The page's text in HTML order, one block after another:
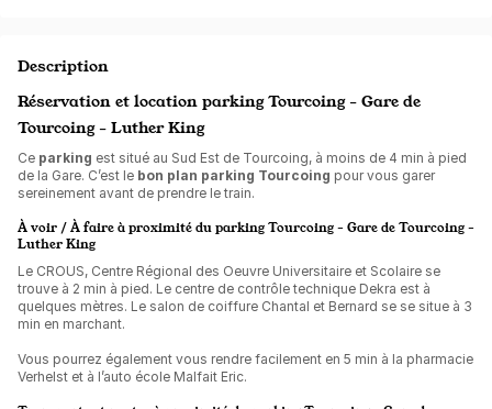
Description
Réservation et location parking Tourcoing - Gare de
Tourcoing - Luther King
Ce parking est situé au Sud Est de Tourcoing, à moins de 4 min à pied
de la Gare. C’est le bon plan parking Tourcoing pour vous garer
sereinement avant de prendre le train.
À voir / À faire à proximité du parking Tourcoing - Gare de Tourcoing -
Luther King
Le CROUS, Centre Régional des Oeuvre Universitaire et Scolaire se
trouve à 2 min à pied. Le centre de contrôle technique Dekra est à
quelques mètres. Le salon de coiffure Chantal et Bernard se se situe à 3
min en marchant.
Vous pourrez également vous rendre facilement en 5 min à la pharmacie
Verhelst et à l’auto école Malfait Eric.